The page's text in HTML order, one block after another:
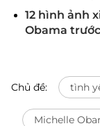
12 hình ảnh
Obama
Chủ đề: tình
Michelle